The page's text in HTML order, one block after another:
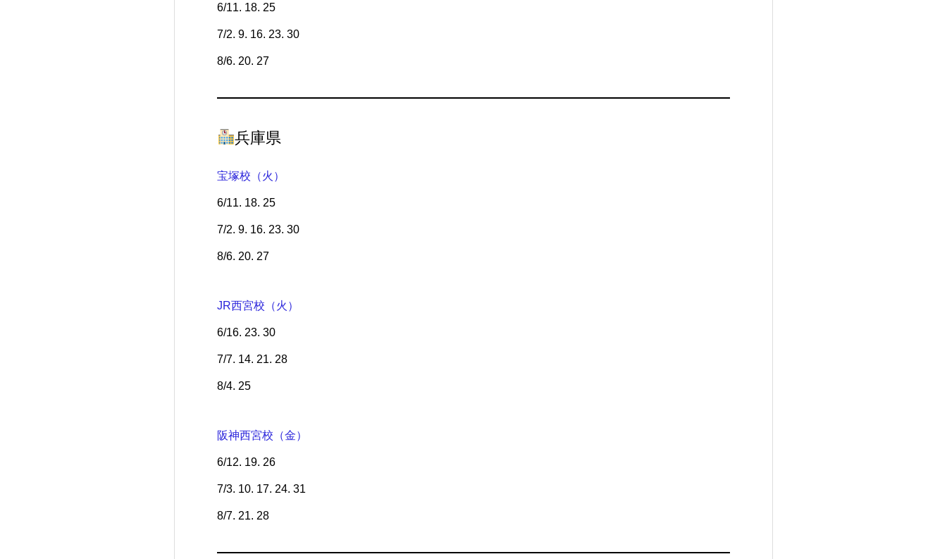
6/11. 18. 25
7/2. 9. 16. 23. 30
8/6. 20. 27
兵庫県
宝塚校（火）
6/11. 18. 25
7/2. 9. 16. 23. 30
8/6. 20. 27
JR西宮校（火）
6/16. 23. 30
7/7. 14. 21. 28
8/4. 25
阪神西宮校（金）
6/12. 19. 26
7/3. 10. 17. 24. 31
8/7. 21. 28